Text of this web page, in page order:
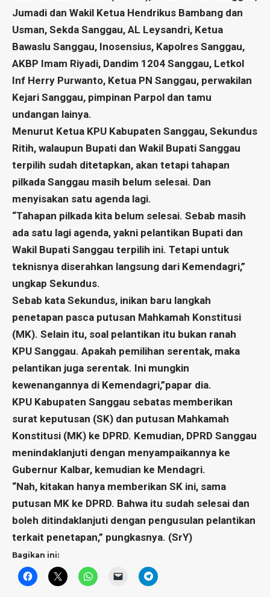
Jumadi dan Wakil Ketua Hendrikus Bambang dan
Usman, Sekda Sanggau, AL Leysandri, Ketua
Bawaslu Sanggau, Inosensius, Kapolres Sanggau,
AKBP Imam Riyadi, Dandim 1204 Sanggau, Letkol
Inf Herry Purwanto, Ketua PN Sanggau, perwakilan
Kejari Sanggau, pimpinan Parpol dan tamu
undangan lainya.
Menurut Ketua KPU Kabupaten Sanggau, Sekundus
Ritih, walaupun Bupati dan Wakil Bupati Sanggau
terpilih sudah ditetapkan, akan tetapi tahapan
pilkada Sanggau masih belum selesai. Dan
menyisakan satu agenda lagi.
“Tahapan pilkada kita belum selesai. Sebab masih
ada satu lagi agenda, yakni pelantikan Bupati dan
Wakil Bupati Sanggau terpilih ini. Tetapi untuk
teknisnya diserahkan langsung dari Kemendagri,”
ungkap Sekundus.
Sebab kata Sekundus, inikan baru langkah
penetapan pasca putusan Mahkamah Konstitusi
(MK). Selain itu, soal pelantikan itu bukan ranah
KPU Sanggau. Apakah pemilihan serentak, maka
pelantikan juga serentak. Ini mungkin
kewenangannya di Kemendagri,”papar dia.
KPU Kabupaten Sanggau sebatas memberikan
surat keputusan (SK) dan putusan Mahkamah
Konstitusi (MK) ke DPRD. Kemudian, DPRD Sanggau
menindaklanjuti dengan menyampaikannya ke
Gubernur Kalbar, kemudian ke Mendagri.
“Nah, kitakan hanya memberikan SK ini, sama
putusan MK ke DPRD. Bahwa itu sudah selesai dan
boleh ditindaklanjuti dengan pengusulan pelantikan
terkait penetapan,” pungkasnya. (SrY)
Bagikan ini: